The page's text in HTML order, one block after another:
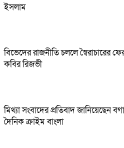
ইসলাম
বিভেদের রাজনীতি চললে স্বৈরাচারের
কবির রিজভী
মিথ্যা সংবাদের প্রতিবাদ জানিয়েছেন
দৈনিক ক্রাইম বাংলা